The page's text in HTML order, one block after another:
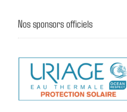
Nos sponsors officiels